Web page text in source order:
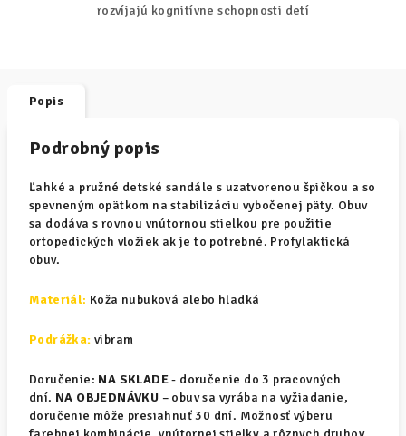
rozvíjajú kognitívne schopnosti detí
Popis
Podrobný popis
Ľahké a pružné detské sandále s uzatvorenou špičkou a so
spevneným opätkom na stabilizáciu vybočenej päty. Obuv
sa dodáva s rovnou vnútornou stielkou pre použitie
ortopedických vložiek ak je to potrebné. Profylaktická
obuv.
Materiál: Koža nubuková alebo hladká
Podrážka: vibram
Doručenie: NA SKLADE- doručenie do 3 pracovných
dní. NA OBJEDNÁVKU – obuv sa vyrába na vyžiadanie,
doručenie môže presiahnuť 30 dní. Možnosť výberu